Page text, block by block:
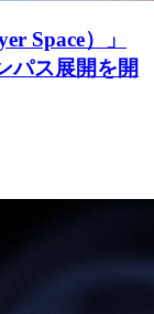
Space）」
パス展開を開